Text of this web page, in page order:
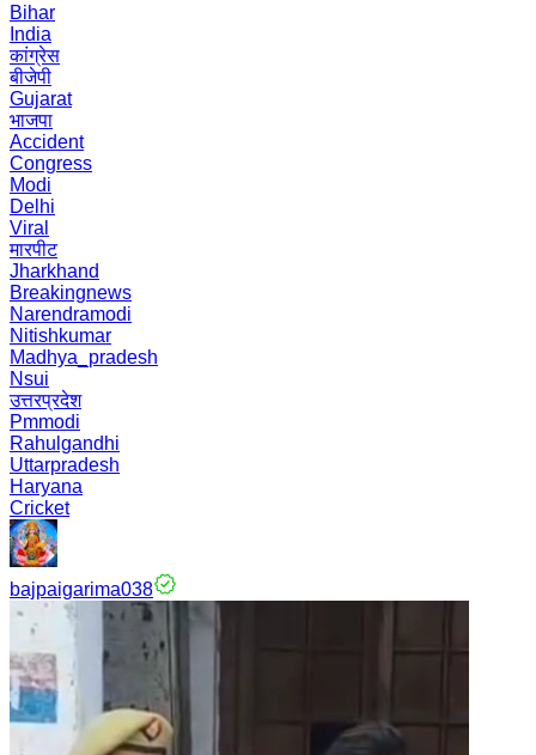
Bihar
India
कांग्रेस
बीजेपी
Gujarat
भाजपा
Accident
Congress
Modi
Delhi
Viral
मारपीट
Jharkhand
Breakingnews
Narendramodi
Nitishkumar
Madhya_pradesh
Nsui
उत्तरप्रदेश
Pmmodi
Rahulgandhi
Uttarpradesh
Haryana
Cricket
bajpaigarima038